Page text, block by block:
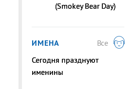
(Smokey Bear Day)
ИМЕНА
Все
Сегодня празднуют
именины